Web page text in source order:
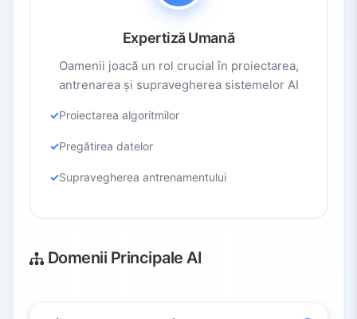
Expertiză Umană
Oamenii joacă un rol crucial în proiectarea,
antrenarea și supravegherea sistemelor AI
Proiectarea algoritmilor
Pregătirea datelor
Supravegherea antrenamentului
Domenii Principale AI